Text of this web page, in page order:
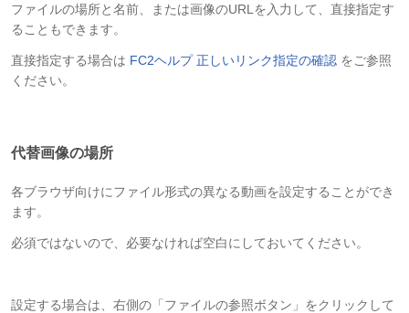
ファイルの場所と名前、または画像のURLを入力して、直接指定す
ることもできます。
直接指定する場合は FC2ヘルプ 正しいリンク指定の確認 をご参照
ください。
代替画像の場所
各ブラウザ向けにファイル形式の異なる動画を設定することができ
ます。
必須ではないので、必要なければ空白にしておいてください。
設定する場合は、右側の「ファイルの参照ボタン」をクリックして